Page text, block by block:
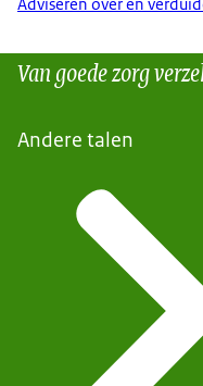
Adviseren over en
Van goede zorg
Andere talen